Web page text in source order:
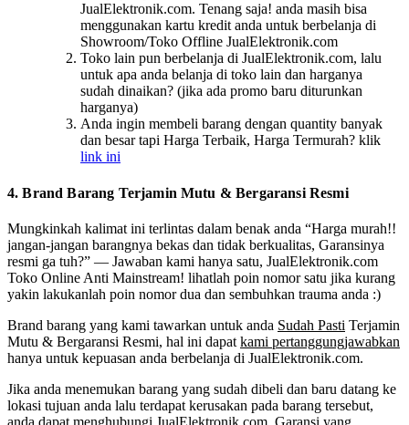
JualElektronik.com. Tenang saja! anda masih bisa
menggunakan kartu kredit anda untuk berbelanja di
Showroom/Toko Offline JualElektronik.com
Toko lain pun berbelanja di JualElektronik.com, lalu
untuk apa anda belanja di toko lain dan harganya
sudah dinaikan? (jika ada promo baru diturunkan
harganya)
Anda ingin membeli barang dengan quantity banyak
dan besar tapi Harga Terbaik, Harga Termurah? klik
link ini
4. Brand Barang Terjamin Mutu & Bergaransi Resmi
Mungkinkah kalimat ini terlintas dalam benak anda “Harga murah!!
jangan-jangan barangnya bekas dan tidak berkualitas, Garansinya
resmi ga tuh?” — Jawaban kami hanya satu, JualElektronik.com
Toko Online Anti Mainstream! lihatlah poin nomor satu jika kurang
yakin lakukanlah poin nomor dua dan sembuhkan trauma anda :)
Brand barang yang kami tawarkan untuk anda Sudah Pasti Terjamin
Mutu & Bergaransi Resmi, hal ini dapat kami pertanggungjawabkan
hanya untuk kepuasan anda berbelanja di JualElektronik.com.
Jika anda menemukan barang yang sudah dibeli dan baru datang ke
lokasi tujuan anda lalu terdapat kerusakan pada barang tersebut,
anda dapat menghubungi JualElektronik.com. Garansi yang